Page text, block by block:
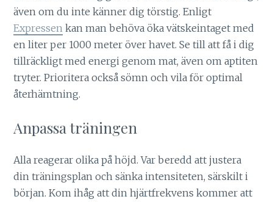
även om du inte känner dig törstig. Enligt
Expressen kan man behöva öka vätskeintaget med
en liter per 1000 meter över havet. Se till att få i dig
tillräckligt med energi genom mat, även om aptiten
tryter. Prioritera också sömn och vila för optimal
återhämtning.
Anpassa träningen
Alla reagerar olika på höjd. Var beredd att justera
din träningsplan och sänka intensiteten, särskilt i
början. Kom ihåg att din hjärtfrekvens kommer att